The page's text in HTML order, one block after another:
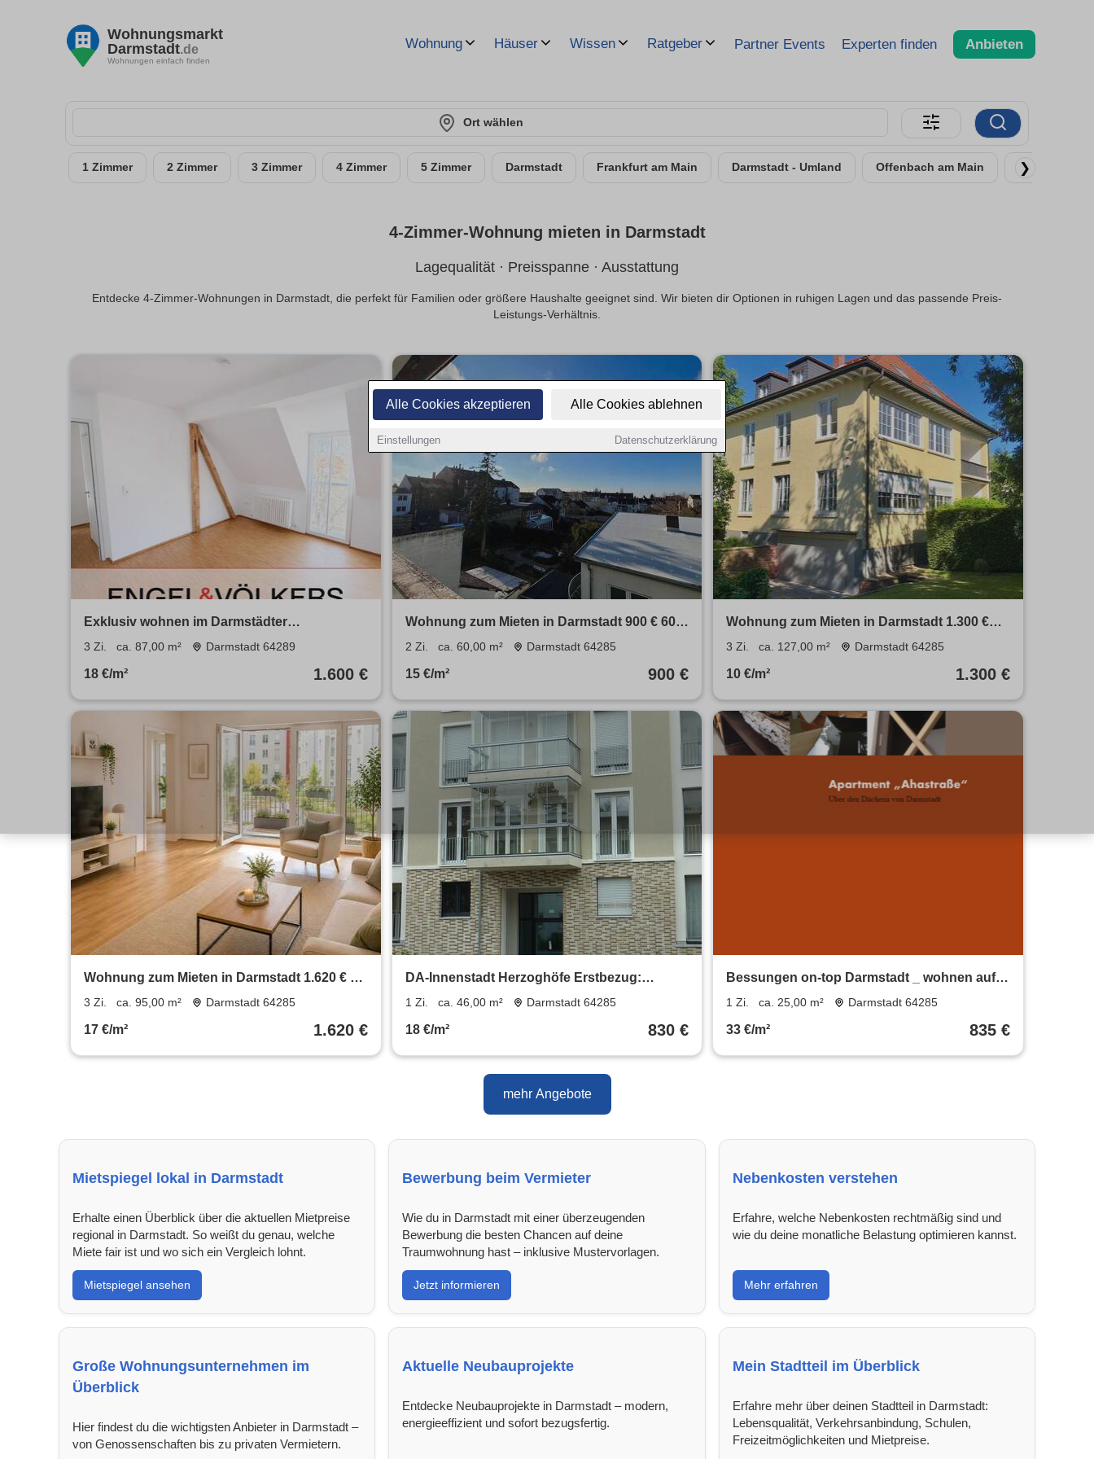
Alle Cookies akzeptieren Alle Cookies ablehnen
Einstellungen Datenschutzerklärung
Wohnungsmarkt
Darmstadt.de
Wohnungen einfach finden
Wohnung Häuser Wissen Ratgeber Partner Events Experten finden Anbieten
Ort wählen
1 Zimmer 2 Zimmer 3 Zimmer 4 Zimmer 5 Zimmer Darmstadt Frankfurt am Main Darmstadt - Umland Offenbach am Main Rüsselsheim
❯
4-Zimmer-Wohnung mieten in Darmstadt
Lagequalität · Preisspanne · Ausstattung
Entdecke 4-Zimmer-Wohnungen in Darmstadt, die perfekt für Familien oder größere Haushalte geeignet sind. Wir bieten dir Optionen in ruhigen Lagen und das passende Preis-
Leistungs-Verhältnis.
Exklusiv wohnen im Darmstädter
Martinsviertel: Stilvoll sanierte
ruhigem Flair
3 Zi. ca. 87,00 m² Darmstadt 64289
18 €/m² 1.600 €
Wohnung zum Mieten in Darmstadt 900 € 60
m²
2 Zi. ca. 60,00 m² Darmstadt 64285
15 €/m² 900 €
Wohnung zum Mieten in Darmstadt 1.300 €
127 m²
3 Zi. ca. 127,00 m² Darmstadt 64285
10 €/m² 1.300 €
Wohnung zum Mieten in Darmstadt 1.620 € 95
m²
3 Zi. ca. 95,00 m² Darmstadt 64285
17 €/m² 1.620 €
DA-Innenstadt Herzoghöfe Erstbezug:
großzügiges 1 Zimmer-Apartment mit
1 Zi. ca. 46,00 m² Darmstadt 64285
18 €/m² 830 €
Bessungen on-top Darmstadt _ wohnen auf
Zeit
1 Zi. ca. 25,00 m² Darmstadt 64285
33 €/m² 835 €
mehr Angebote
Mietspiegel lokal in Darmstadt
Erhalte einen Überblick über die aktuellen Mietpreise
regional in Darmstadt. So weißt du genau, welche
Miete fair ist und wo sich ein Vergleich lohnt.
Mietspiegel ansehen
Bewerbung beim Vermieter
Wie du in Darmstadt mit einer überzeugenden
Bewerbung die besten Chancen auf deine
Traumwohnung hast – inklusive Mustervorlagen.
Jetzt informieren
Nebenkosten verstehen
Erfahre, welche Nebenkosten rechtmäßig sind und
wie du deine monatliche Belastung optimieren kannst.
Mehr erfahren
Große Wohnungsunternehmen im
Überblick
Hier findest du die wichtigsten Anbieter in Darmstadt –
von Genossenschaften bis zu privaten Vermietern.
Aktuelle Neubauprojekte
Entdecke Neubauprojekte in Darmstadt – modern,
energieeffizient und sofort bezugsfertig.
Mein Stadtteil im Überblick
Erfahre mehr über deinen Stadtteil in Darmstadt:
Lebensqualität, Verkehrsanbindung, Schulen,
Freizeitmöglichkeiten und Mietpreise.